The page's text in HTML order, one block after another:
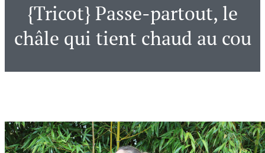
{Tricot} Passe-partout, le
châle qui tient chaud au cou